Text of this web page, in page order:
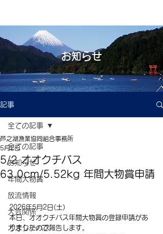
お知らせ
記事
全ての記事
お知らせ
年間大物賞
放流情報
大会関係
オオクチバス
全ての記事
5/2 オオクチバス
63.0cm/5.52kg 年間大物賞申請
芦之湖漁業協同組合事務所
5月2日
2026年5月2日(土)
本日、オオクチバス年間大物賞の登録申請があ
りましたので報告します。